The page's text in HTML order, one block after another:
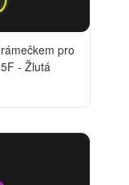
pro
- Žlutá